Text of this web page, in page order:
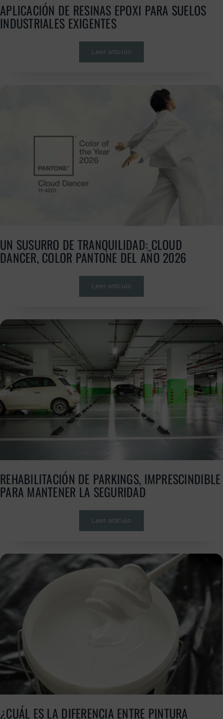
APLICACIÓN DE RESINAS EPOXI PARA SUELOS
INDUSTRIALES EXIGENTES
Leer artículo
UN SUSURRO DE TRANQUILIDAD: CLOUD
DANCER, COLOR PANTONE DEL AÑO 2026
Leer artículo
REHABILITACIÓN DE PARKINGS, IMPRESCINDIBLE
PARA MANTENER LA SEGURIDAD
Leer artículo
¿CUÁL ES LA DIFERENCIA ENTRE PINTURA
GRATUITA